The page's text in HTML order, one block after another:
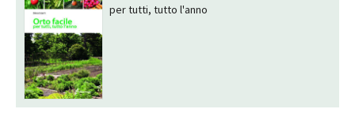
per tutti, tutto l'anno